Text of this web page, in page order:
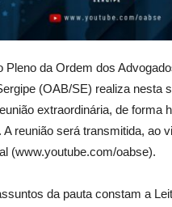
Pleno da Ordem dos
(OAB/SE) realiza nesta
extraordinária, de forma
A reunião será transmitida, ao
(www.youtube.com/oabse).
da pauta constam a